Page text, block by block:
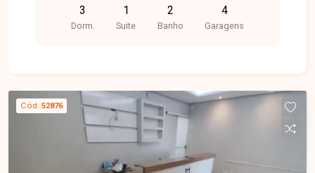
comércios e diversos serviços. O condomínio
oferece um ambiente tranquilo, seguro e ideal
sendo 01 suíte, banheiro social, cozinha, área de
serviço e 04 vagas de garagem. O condomínio é
composto por apenas 10 casas, proporcionando
mais exclusividade, conforto e segurança, além
de contar com portaria para maior tranquilidade
3
Dorm.
1
Suite
2
Banho
4
Garagens
Cód. 52876